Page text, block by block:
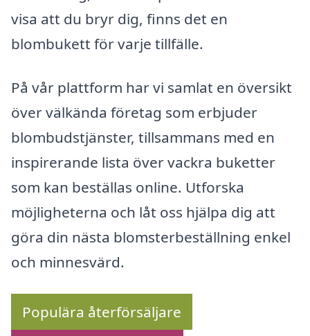
visa att du bryr dig, finns det en
blombukett för varje tillfälle.
På vår plattform har vi samlat en översikt
över välkända företag som erbjuder
blombudstjänster, tillsammans med en
inspirerande lista över vackra buketter
som kan beställas online. Utforska
möjligheterna och låt oss hjälpa dig att
göra din nästa blomsterbeställning enkel
och minnesvärd.
Populära återförsäljare